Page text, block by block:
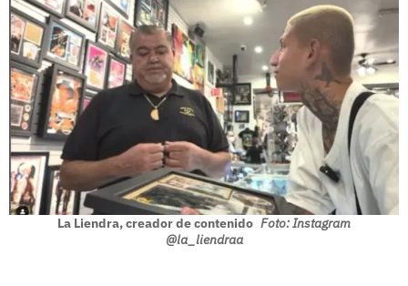
La Liendra, creador de contenido Foto: Instagram
@la_liendraa